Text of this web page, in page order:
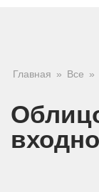
Вы
Главная » Все »